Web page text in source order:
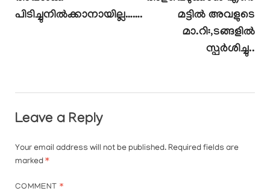
പിടിച്ചുനിൽക്കാനായില്ല…….
മട്ടിൽ അവളുടെ
മാ.റി:,ടങ്ങളിൽ
സ്പർശിച്ചു..
Leave a Reply
Your email address will not be published. Required fields are
marked *
COMMENT*